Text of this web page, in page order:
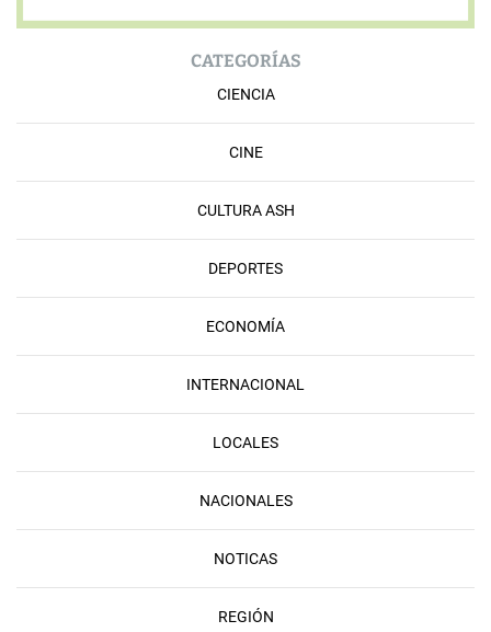
CATEGORÍAS
CIENCIA
CINE
CULTURA ASH
DEPORTES
ECONOMÍA
INTERNACIONAL
LOCALES
NACIONALES
NOTICAS
REGIÓN